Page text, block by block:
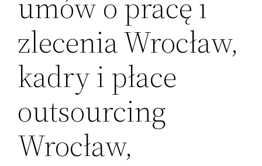
zlecenia Wrocław,
kadry i płace
outsourcing
Wrocław,